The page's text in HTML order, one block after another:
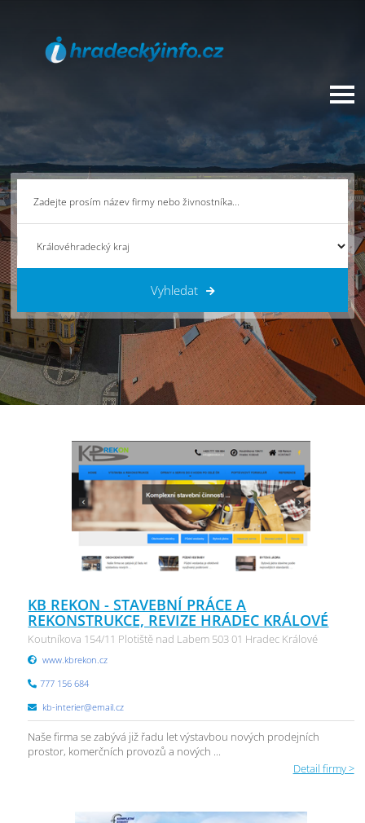
Vyhledat
KB REKON - STAVEBNÍ PRÁCE A
REKONSTRUKCE, REVIZE HRADEC KRÁLOVÉ
Koutníkova 154/11 Plotiště nad Labem 503 01 Hradec Králové
www.kbrekon.cz
777 156 684
kb-interier@email.cz
Naše firma se zabývá již řadu let výstavbou nových prodejních
prostor, komerčních provozů a nových ...
Detail firmy >